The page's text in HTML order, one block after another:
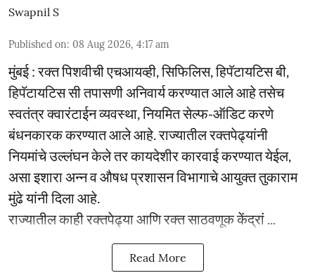
Swapnil S
Published on: 08 Aug 2026, 4:17 am
मुंबई : रक्त पिशवीची एचआयव्ही, सिफिलिस, हिपॅटायटिस बी,
हिपॅटायटिस सी तपासणी अनिवार्य करण्यात आले आहे तसेच
स्वतंत्र क्वारंटाईन व्यवस्था, नियमित सेल्फ-ऑडिट करणे
बंधनकारक करण्यात आले आहे. राज्यातील रक्तपेढ्यांनी
नियमांचे उल्लंघन केले तर कायदेशीर कारवाई करण्यात येईल,
असा इशारा अन्न व औषध प्रशासन विभागाचे आयुक्त तुकाराम
मुंढे यांनी दिला आहे.
राज्यातील काही रक्तपेढ्या आणि रक्त साठवणूक केंद्रां ...
Read More